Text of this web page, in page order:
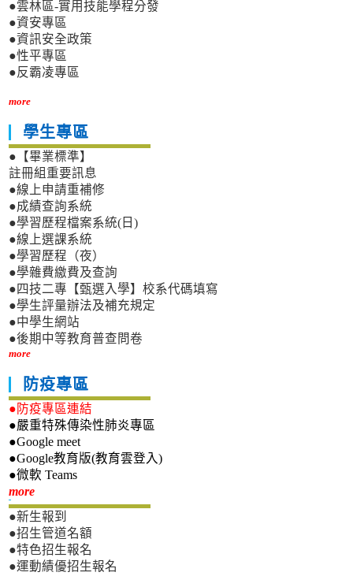
●雲林區-實用技能學程分發
●資安專區
●資訊安全政策
●性平專區
●反霸凌專區
more
學生專區
●【畢業標準】
註冊組重要訊息
●線上申請重補修
●成績查詢系統
●學習歷程檔案系統(日)
●線上選課系統
●學習歷程（夜）
●學雜費繳費及查詢
●四技二專【甄選入學】校系代碼填寫
●學生評量辦法及補充規定
●中學生網站
●後期中等教育普查問卷
more
防疫專區
●防疫專區連結
●嚴重特殊傳染性肺炎專區
●Google meet
●Google教育版(教育雲登入)
●微軟 Teams
more新生專區
●新生報到
●招生管道名額
●特色招生報名
●運動績優招生報名